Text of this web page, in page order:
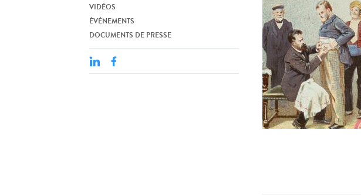
VIDÉOS
ÉVÉNEMENTS
DOCUMENTS DE PRESSE